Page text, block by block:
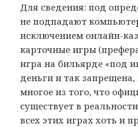
Для сведения: под
не подпадают
исключением онлайн-
карточные игры
игра на бильярде «под
деньги и так запрещена,
многое из того, что
существует в
всех этих играх хоть и